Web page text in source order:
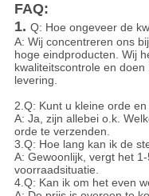
FAQ:
1. Q: Hoe ongeveer de
A: Wij concentreren ons
hoge eindproducten. Wij
kwaliteitscontrole en
levering.
2.Q: Kunt u kleine orde
A: Ja, zijn allebei o.k.
orde te verzenden.
3.Q: Hoe lang kan ik de
A: Gewoonlijk, vergt het
voorraadsituatie.
4.Q: Kan ik om het even